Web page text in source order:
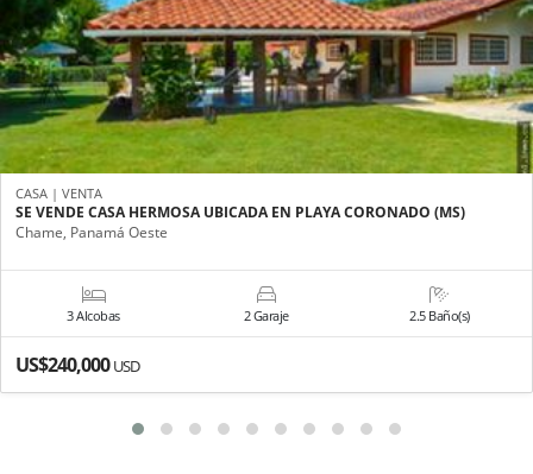
CASA | VENTA
SE VENDE CASA HERMOSA UBICADA EN PLAYA CORONADO (MS)
Chame, Panamá Oeste
3 Alcobas 2 Garaje 2.5 Baño(s)
US$240,000USD